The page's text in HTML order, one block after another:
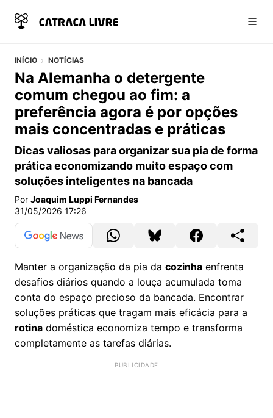
INÍCIO NOTÍCIAS
Na Alemanha o detergente
comum chegou ao fim: a
preferência agora é por opções
mais concentradas e práticas
Dicas valiosas para organizar sua pia de forma
prática economizando muito espaço com
soluções inteligentes na bancada
Por Joaquim Luppi Fernandes
31/05/2026 17:26
Manter a organização da pia da cozinha enfrenta
desafios diários quando a louça acumulada toma
conta do espaço precioso da bancada. Encontrar
soluções práticas que tragam mais eficácia para a
rotina doméstica economiza tempo e transforma
completamente as tarefas diárias.